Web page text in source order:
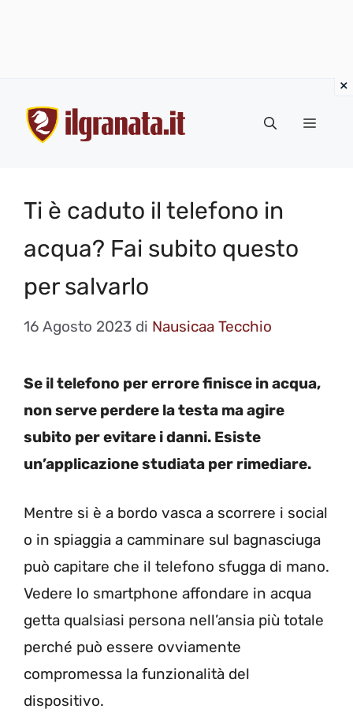
contenuto
Menu
Ti è caduto il telefono in
acqua? Fai subito questo
per salvarlo
16 Agosto 2023 di Nausicaa Tecchio
Se il telefono per errore finisce in acqua,
non serve perdere la testa ma agire
subito per evitare i danni. Esiste
un’applicazione studiata per rimediare.
Mentre si è a bordo vasca a scorrere i social
o in spiaggia a camminare sul bagnasciuga
può capitare che il telefono sfugga di mano.
Vedere lo smartphone affondare in acqua
getta qualsiasi persona nell’ansia più totale
perché può essere ovviamente
compromessa la funzionalità del
dispositivo.